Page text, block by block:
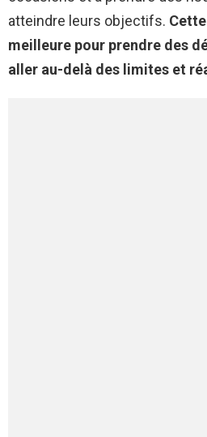
atteindre leurs objectifs.
meilleure pour prendre des
aller au-delà des limites et